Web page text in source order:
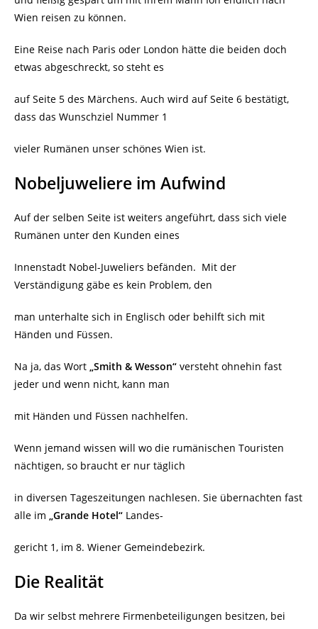
Wien reisen zu können.
Eine Reise nach Paris oder London hätte die beiden doch
etwas abgeschreckt, so steht es
auf Seite 5 des Märchens. Auch wird auf Seite 6 bestätigt,
dass das Wunschziel Nummer 1
vieler Rumänen unser schönes Wien ist.
Nobeljuweliere im Aufwind
Auf der selben Seite ist weiters angeführt, dass sich viele
Rumänen unter den Kunden eines
Innenstadt Nobel-Juweliers befänden. Mit der
Verständigung gäbe es kein Problem, den
man unterhalte sich in Englisch oder behilft sich mit
Händen und Füssen.
Na ja, das Wort „Smith & Wesson“ versteht ohnehin fast
jeder und wenn nicht, kann man
mit Händen und Füssen nachhelfen.
Wenn jemand wissen will wo die rumänischen Touristen
nächtigen, so braucht er nur täglich
in diversen Tageszeitungen nachlesen. Sie übernachten fast
alle im „Grande Hotel“ Landes-
gericht 1, im 8. Wiener Gemeindebezirk.
Die Realität
Da wir selbst mehrere Firmenbeteiligungen besitzen, bei